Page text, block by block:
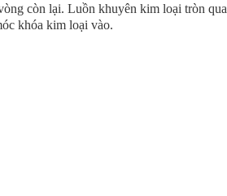
còn lại. Luồn khuyên kim loại tròn qua
khóa kim loại vào.